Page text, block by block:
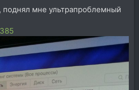
поднял мне ультрапроблемный